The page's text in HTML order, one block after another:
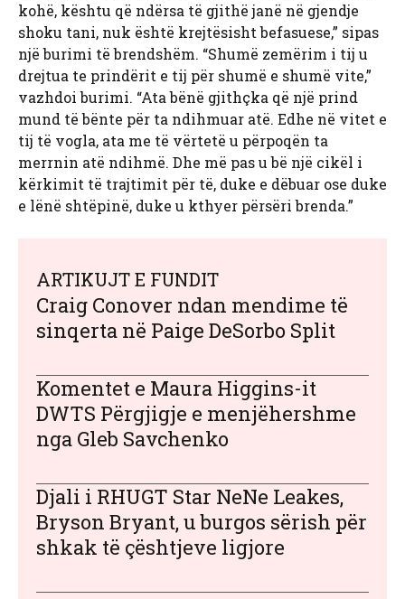
kohë, kështu që ndërsa të gjithë janë në gjendje
shoku tani, nuk është krejtësisht befasuese,” sipas
një burimi të brendshëm. “Shumë zemërim i tij u
drejtua te prindërit e tij për shumë e shumë vite,”
vazhdoi burimi. “Ata bënë gjithçka që një prind
mund të bënte për ta ndihmuar atë. Edhe në vitet e
tij të vogla, ata me të vërtetë u përpoqën ta
merrnin atë ndihmë. Dhe më pas u bë një cikël i
kërkimit të trajtimit për të, duke e dëbuar ose duke
e lënë shtëpinë, duke u kthyer përsëri brenda.”
ARTIKUJT E FUNDIT
Craig Conover ndan mendime të
sinqerta në Paige DeSorbo Split
Komentet e Maura Higgins-it
DWTS Përgjigje e menjëhershme
nga Gleb Savchenko
Djali i RHUGT Star NeNe Leakes,
Bryson Bryant, u burgos sërish për
shkak të çështjeve ligjore